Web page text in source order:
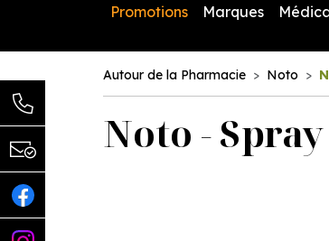
Promotions Marques
Autour de la Pharmacie Noto
Noto -